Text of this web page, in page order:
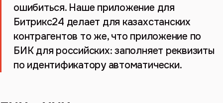
ошибиться. Наше приложение для
Битрикс24 делает для казахстанских
контрагентов то же, что приложение по
БИК для российских: заполняет реквизиты
по идентификатору автоматически.